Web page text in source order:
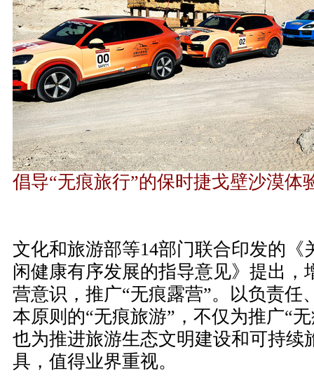
倡导“无痕旅行”的保时捷戈壁沙漠体
文化和旅游部等14部门联合印发的《
闲健康有序发展的指导意见》提出，
营意识，推广“无痕露营”。以负责任
本原则的“无痕旅游”，不仅为推广“
也为推进旅游生态文明建设和可持续
具，值得业界重视。